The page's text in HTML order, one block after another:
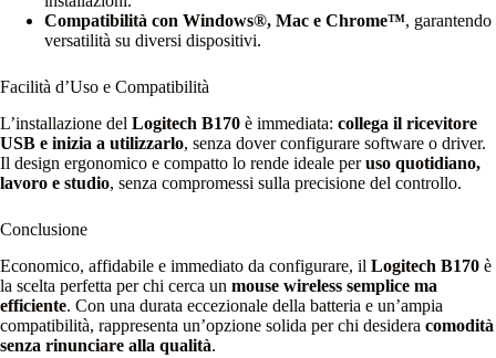
Compatibilità con Windows®, Mac e Chrome™, garantendo
versatilità su diversi dispositivi.
Facilità d’Uso e Compatibilità
L’installazione del Logitech B170 è immediata: collega il ricevitore
USB e inizia a utilizzarlo, senza dover configurare software o driver.
Il design ergonomico e compatto lo rende ideale peruso quotidiano,
lavoro e studio, senza compromessi sulla precisione del controllo.
Conclusione
Economico, affidabile e immediato da configurare, il Logitech B170 è
la scelta perfetta per chi cerca un mouse wireless semplice ma
efficiente. Con una durata eccezionale della batteria e un’ampia
compatibilità, rappresenta un’opzione solida per chi desidera comodità
senza rinunciare alla qualità.